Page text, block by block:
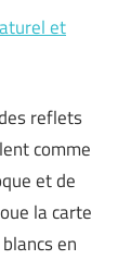
et
reflets
comme
et de
la carte
en